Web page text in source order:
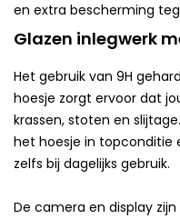
en extra bescherming
Glazen inlegwerk
Het gebruik van 9H
hoesje zorgt ervoor dat
krassen, stoten en
het hoesje in topconditie
zelfs bij dagelijks gebruik.
De camera en display